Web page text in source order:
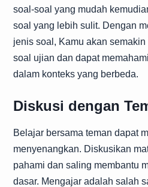
soal-soal yang mudah
soal yang lebih sulit. Dengan
jenis soal, Kamu akan
soal ujian dan dapat
dalam konteks yang berbeda.
Diskusi dengan
Belajar bersama teman dapat
menyenangkan. Diskusikan
pahami dan saling membantu
dasar. Mengajar adalah salah